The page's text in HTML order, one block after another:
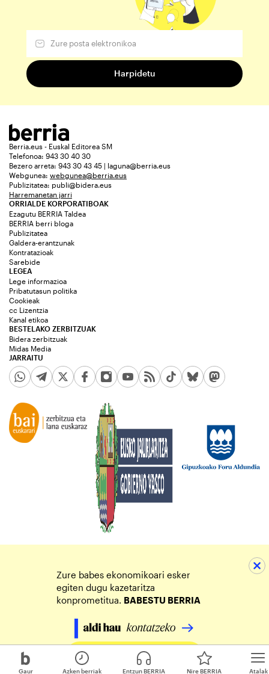
Gaur Atalak
Azken berriak Entzun BERRIA Nire BERRIA
Berria.eus - Euskal Editorea SM
Telefonoa: 943 30 40 30
Bezero arreta: 943 30 43 45 | laguna@berria.eus
Webgunea: webgunea@berria.eus
Publizitatea: publi@bidera.eus
Harremanetan jarri
ORRIALDE KORPORATIBOAK
Ezagutu BERRIA Taldea
BERRIA berri bloga
Publizitatea
Galdera-erantzunak
Kontratazioak
Sarebide
JARRAITU
LEGEA
Lege informazioa
Pribatutasun politika
Cookieak
cc Lizentzia
Kanal etikoa
BESTELAKO ZERBITZUAK
Bidera zerbitzuak
Midas Media
Zure babes ekonomikoari esker
egiten dugu kazetaritza
konprometitua. BABESTU BERRIA
Egin zure ekarpena